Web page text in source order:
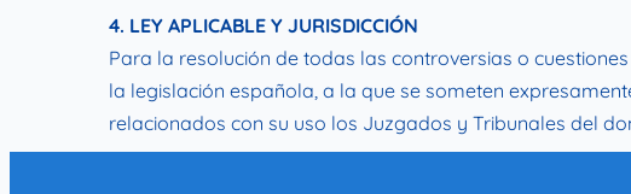
4. LEY APLICABLE Y JURISDICCIÓN
Para la resolución de todas las controversias o
la legislación española, a la que se someten
relacionados con su uso los Juzgados y Tribunales del